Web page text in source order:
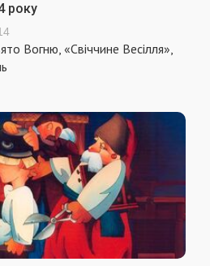
року
Вогню, «Свіччине Весілля»,